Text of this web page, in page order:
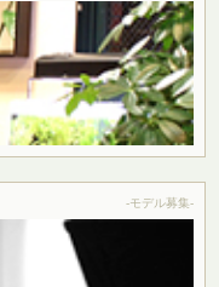
-モデル募集-